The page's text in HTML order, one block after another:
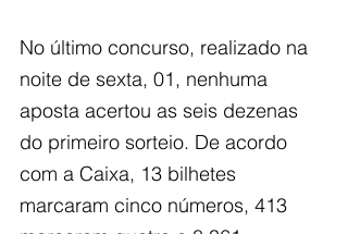
No último concurso, realizado na
noite de sexta, 01, nenhuma
aposta acertou as seis dezenas
do primeiro sorteio. De acordo
com a Caixa, 13 bilhetes
marcaram cinco números, 413